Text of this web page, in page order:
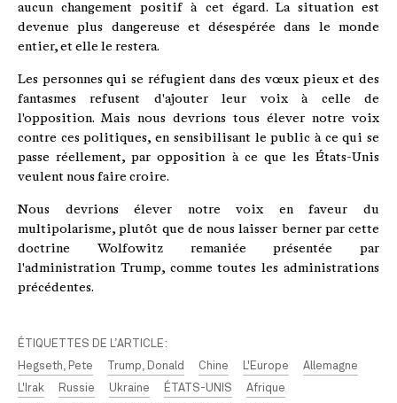
aucun changement positif à cet égard. La situation est
devenue plus dangereuse et désespérée dans le monde
entier, et elle le restera.
Les personnes qui se réfugient dans des vœux pieux et des
fantasmes refusent d'ajouter leur voix à celle de
l'opposition. Mais nous devrions tous élever notre voix
contre ces politiques, en sensibilisant le public à ce qui se
passe réellement, par opposition à ce que les États-Unis
veulent nous faire croire.
Nous devrions élever notre voix en faveur du
multipolarisme, plutôt que de nous laisser berner par cette
doctrine Wolfowitz remaniée présentée par
l'administration Trump, comme toutes les administrations
précédentes.
ÉTIQUETTES DE L’ARTICLE:
Hegseth, Pete
Trump, Donald Chine L'Europe
Allemagne
L'Irak
Russie Ukraine ÉTATS-UNIS
Afrique